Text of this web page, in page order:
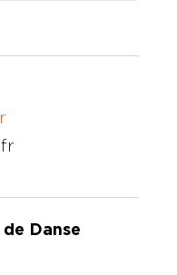
Danse